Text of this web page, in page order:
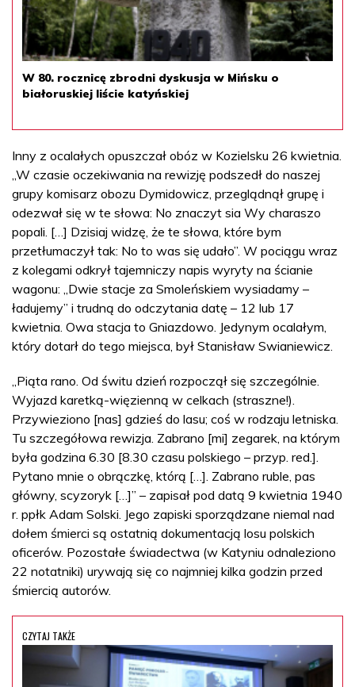
W 80. rocznicę zbrodni dyskusja w Mińsku o
białoruskiej liście katyńskiej
Inny z ocalałych opuszczał obóz w Kozielsku 26 kwietnia.
„W czasie oczekiwania na rewizję podszedł do naszej
grupy komisarz obozu Dymidowicz, przeglądnął grupę i
odezwał się w te słowa: No znaczyt sia Wy charaszo
popali. […] Dzisiaj widzę, że te słowa, które bym
przetłumaczył tak: No to was się udało”. W pociągu wraz
z kolegami odkrył tajemniczy napis wyryty na ścianie
wagonu: „Dwie stacje za Smoleńskiem wysiadamy –
ładujemy” i trudną do odczytania datę – 12 lub 17
kwietnia. Owa stacja to Gniazdowo. Jedynym ocalałym,
który dotarł do tego miejsca, był Stanisław Swianiewicz.
„Piąta rano. Od świtu dzień rozpoczął się szczególnie.
Wyjazd karetką-więzienną w celkach (straszne!).
Przywieziono [nas] gdzieś do lasu; coś w rodzaju letniska.
Tu szczegółowa rewizja. Zabrano [mi] zegarek, na którym
była godzina 6.30 [8.30 czasu polskiego – przyp. red.].
Pytano mnie o obrączkę, którą […]. Zabrano ruble, pas
główny, scyzoryk […]” – zapisał pod datą 9 kwietnia 1940
r. ppłk Adam Solski. Jego zapiski sporządzane niemal nad
dołem śmierci są ostatnią dokumentacją losu polskich
oficerów. Pozostałe świadectwa (w Katyniu odnaleziono
22 notatniki) urywają się co najmniej kilka godzin przed
śmiercią autorów.
CZYTAJ TAKŻE